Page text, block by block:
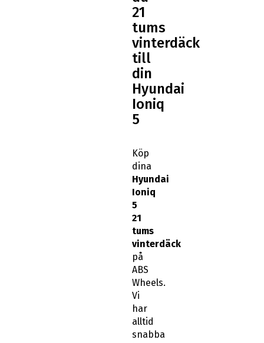
tums
vinterdäck
till
din
Hyundai
Ioniq
5
Hyundai
Ioniq
5
21
tums
vinterdäck
på
ABS
Wheels.
Vi
har
alltid
snabba
leveranser
och